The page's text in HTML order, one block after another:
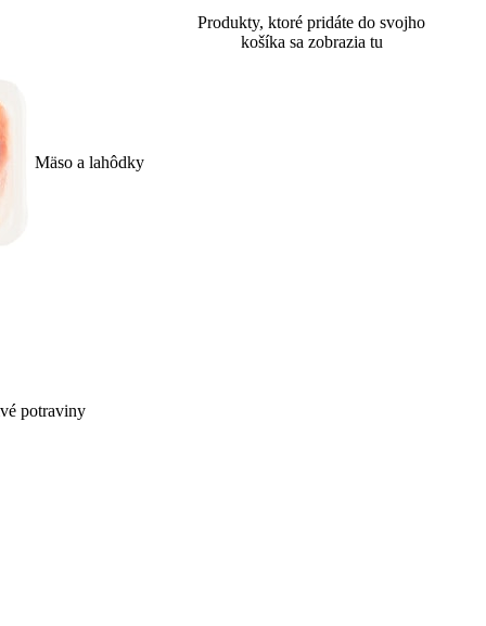
Mäso a lahôdky
potraviny
Produkty, ktoré pridáte do svojho
košíka sa zobrazia tu